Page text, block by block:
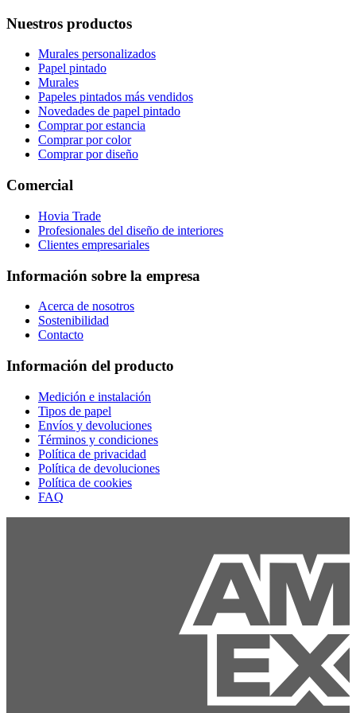
Nuestros productos
Murales personalizados
Papel pintado
Murales
Papeles pintados más vendidos
Novedades de papel pintado
Comprar por estancia
Comprar por color
Comprar por diseño
Comercial
Hovia Trade
Profesionales del diseño de interiores
Clientes empresariales
Información sobre la empresa
Acerca de nosotros
Sostenibilidad
Contacto
Información del producto
Medición e instalación
Tipos de papel
Envíos y devoluciones
Términos y condiciones
Política de privacidad
Política de devoluciones
Política de cookies
FAQ